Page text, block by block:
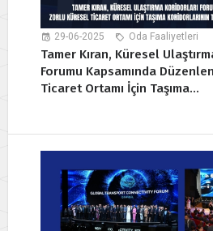
29-06-2025 Oda Faaliyetleri
Tamer Kıran, Küresel
Forumu Kapsamında
Ticaret Ortamı İçin Taşıma...